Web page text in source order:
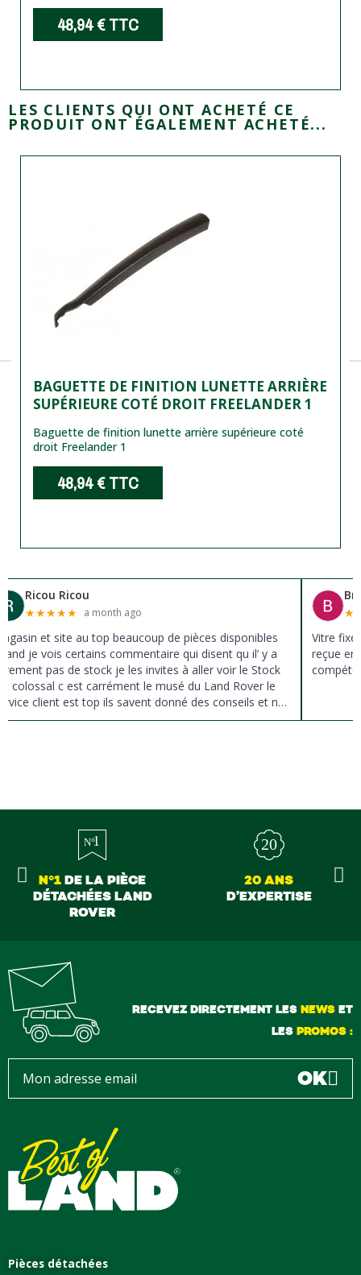
48,94 €TTC
LES CLIENTS QUI ONT ACHETÉ CE
PRODUIT ONT ÉGALEMENT ACHETÉ...
BAGUETTE DE FINITION LUNETTE ARRIÈRE
SUPÉRIEURE COTÉ DROIT FREELANDER 1
Baguette de finition lunette arrière supérieure coté
droit Freelander 1
48,94 €TTC
Ricou Ricou
★★★★★ a month ago
et site au top beaucoup de pièces disponibles
je vois certains commentaire qui disent qu il’ y a
pas de stock je les invites à aller voir le Stock
colossal c est carrément le musé du Land Rover le
client est top ils savent donné des conseils et ne
pas à la vente ils sont vraiment au top du top
★
Vitre
reçue
N°1DE LA PIÈCE
DÉTACHÉES LAND
ROVER
20 ANS
D’EXPERTISE
RECEVEZ DIRECTEMENT LES NEWSET
LES PROMOS :
OK
Pièces détachées